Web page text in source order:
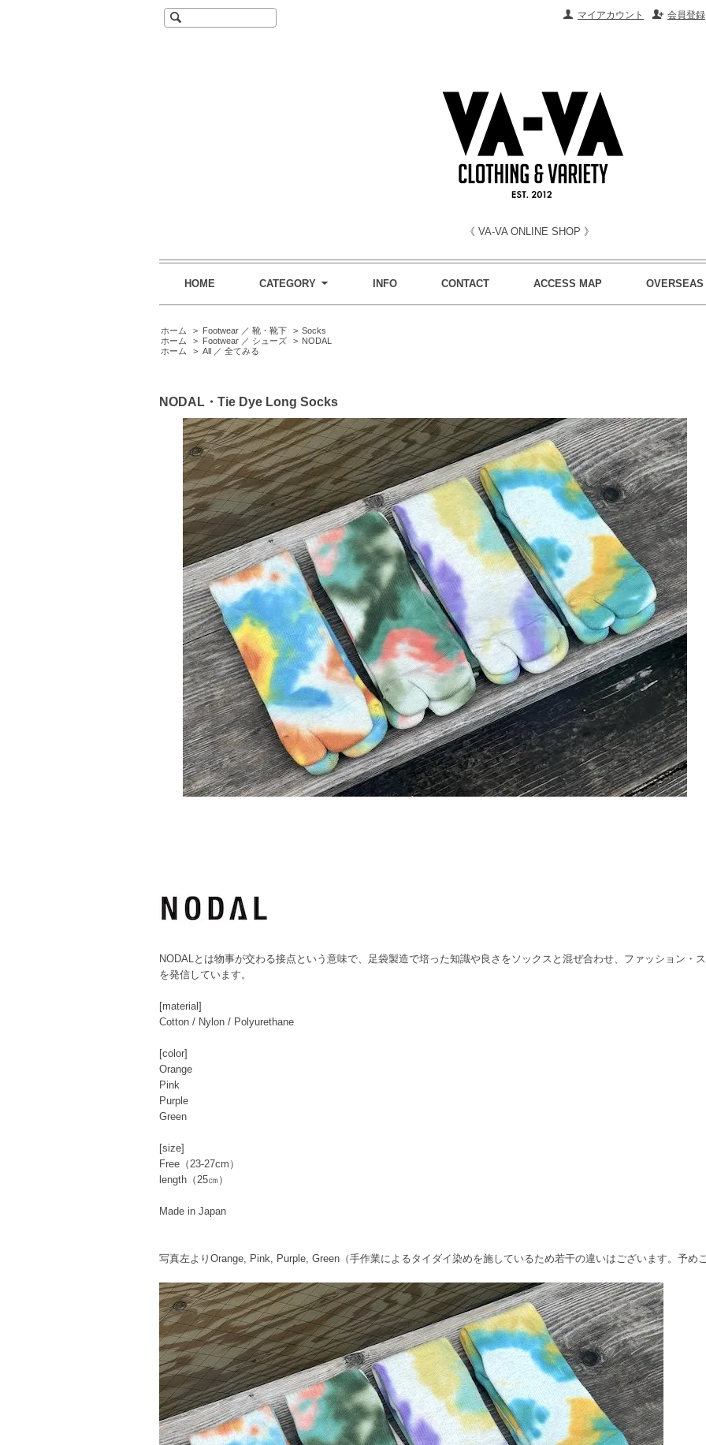
会員登録
マイアカウント
《 VA-VA ONLINE SHOP 》
HOME CATEGORY INFO CONTACT ACCESS MAP
ホーム > Footwear ／ 靴・靴下 > Socks
ホーム
> Footwear ／ シューズ > NODAL
ホーム
> All ／ 全てみる
NODAL・Tie Dye Long Socks
NODALとは物事が交わる接点という意味で、足袋製造で培った知識や良さをソックスと混ぜ合わせ、ファッション・
を発信しています。
[material]
Cotton / Nylon / Polyurethane
[color]
Orange
Pink
Purple
Green
[size]
Free（23-27cm）
length（25㎝）
Made in Japan
写真左よりOrange, Pink, Purple, Green（手作業によるタイダイ染めを施しているため若干の違いはございます。予め